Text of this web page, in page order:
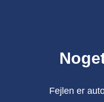
Fejlen er